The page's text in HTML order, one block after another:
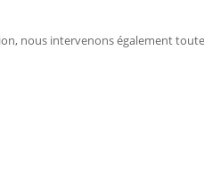
nous intervenons également toute